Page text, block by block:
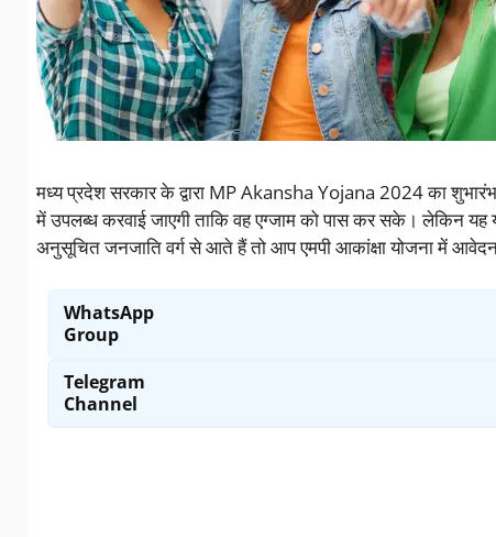
मध्य प्रदेश सरकार के द्वारा MP Akansha Yojana 2024 का
में उपलब्ध करवाई जाएगी ताकि वह एग्जाम को पास कर सके। लेकिन
अनुसूचित जनजाति वर्ग से आते हैं तो आप एमपी आकांक्षा योजना में
WhatsApp
Group
Telegram
Channel